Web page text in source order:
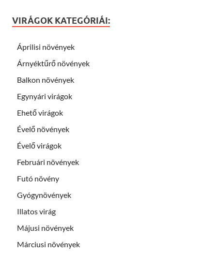
VIRÁGOK KATEGÓRIÁI:
Áprilisi növények
Árnyéktűrő növények
Balkon növények
Egynyári virágok
Ehető virágok
Évelő növények
Évelő virágok
Februári növények
Futó növény
Gyógynövények
Illatos virág
Májusi növények
Márciusi növények